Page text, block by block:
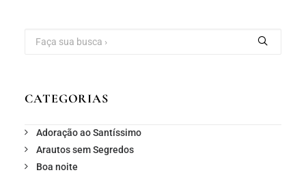
CATEGORIAS
Adoração ao Santíssimo
Arautos sem Segredos
Boa noite